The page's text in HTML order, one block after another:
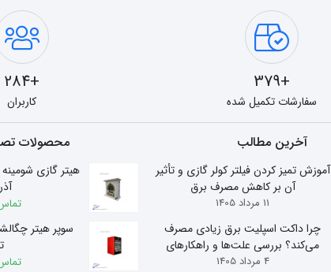
+379
سفارشات تکمیل شده
+284
کاربران
آخرین مطالب
آموزش تمیز کردن فیلتر کولر گازی و تأثیر
آن بر کاهش مصرف برق
11 مرداد 1405
چرا داکت اسپلیت برق زیادی مصرف
می‌کند؟ بررسی علت‌ها و راهکارهای
کاهش مصرف
4 مرداد 1405
محصولات